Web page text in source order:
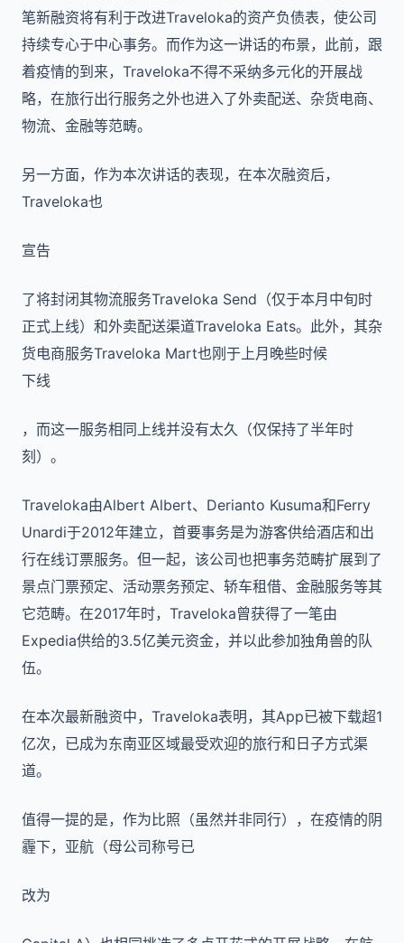
笔新融资将有利于改进Traveloka的资产负债表，使公司
持续专心于中心事务。而作为这一讲话的布景，此前，跟
着疫情的到来，Traveloka不得不采纳多元化的开展战
略，在旅行出行服务之外也进入了外卖配送、杂货电商、
物流、金融等范畴。
另一方面，作为本次讲话的表现，在本次融资后，
Traveloka也
宣告
了将封闭其物流服务Traveloka Send（仅于本月中旬时
正式上线）和外卖配送渠道Traveloka Eats。此外，其杂
货电商服务Traveloka Mart也刚于上月晚些时候
下线
，而这一服务相同上线并没有太久（仅保持了半年时
刻）。
Traveloka由Albert Albert、Derianto Kusuma和Ferry
Unardi于2012年建立，首要事务是为游客供给酒店和出
行在线订票服务。但一起，该公司也把事务范畴扩展到了
景点门票预定、活动票务预定、轿车租借、金融服务等其
它范畴。在2017年时，Traveloka曾获得了一笔由
Expedia供给的3.5亿美元资金，并以此参加独角兽的队
伍。
在本次最新融资中，Traveloka表明，其App已被下载超1
亿次，已成为东南亚区域最受欢迎的旅行和日子方式渠
道。
值得一提的是，作为比照（虽然并非同行），在疫情的阴
霾下，亚航（母公司称号已
改为